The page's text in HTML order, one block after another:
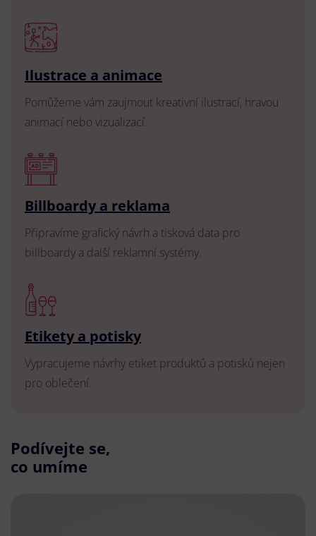
Ilustrace a animace
Pomůžeme vám zaujmout kreativní ilustrací, hravou
animací nebo vizualizací.
Billboardy a reklama
Připravíme grafický návrh a tisková data pro
billboardy a další reklamní systémy.
Etikety a potisky
Vypracujeme návrhy etiket produktů a potisků nejen
pro oblečení.
Podívejte se,
co umíme